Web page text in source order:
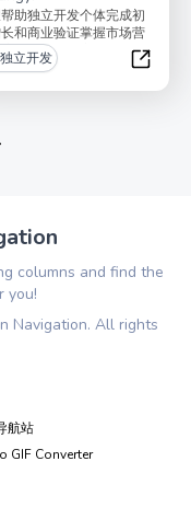
自动成交网站
助独立开发个体完成初
和商业验证掌握市场营
量获取，获客增长的入
收获1000位狂...
独立开发
独立
columns and find the
you!
Navigation. All rights
航站
GIF Converter